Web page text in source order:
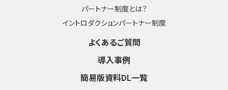
パートナー制度とは？
イントロダクションパートナー制度
よくあるご質問
導入事例
簡易版資料DL一覧